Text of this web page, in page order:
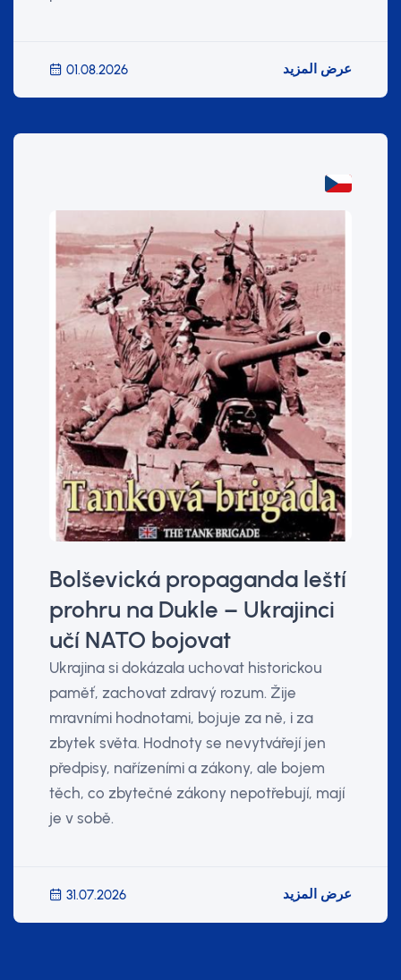
01.08.2026 عرض المزيد
Bolševická propaganda leští
prohru na Dukle – Ukrajinci
učí NATO bojovat
Ukrajina si dokázala uchovat historickou
paměť, zachovat zdravý rozum. Žije
mravními hodnotami, bojuje za ně, i za
zbytek světa. Hodnoty se nevytvářejí jen
předpisy, nařízeními a zákony, ale bojem
těch, co zbytečné zákony nepotřebují, mají
je v sobě.
31.07.2026 عرض المزيد